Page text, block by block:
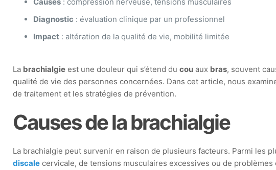
Diagnostic : évaluation clinique par un professionnel
Impact : altération de la qualité de vie, mobilité limitée
La brachialgie est une douleur qui s’étend ducou aux bras, souvent
qualité de vie des personnes concernées. Dans cet article, nous
de traitement et les stratégies de prévention.
Causes de la brachialgie
La brachialgie peut survenir en raison de plusieurs facteurs. Parmi les
discale cervicale, de tensions musculaires excessives ou de problèmes